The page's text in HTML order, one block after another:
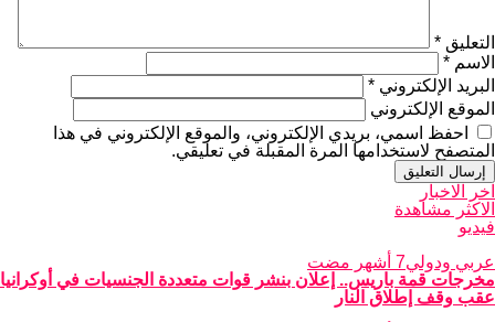
التعليق *
الاسم *
البريد الإلكتروني *
الموقع الإلكتروني
احفظ اسمي، بريدي الإلكتروني، والموقع الإلكتروني في هذا
المتصفح لاستخدامها المرة المقبلة في تعليقي.
اخر الاخبار
الاكثر مشاهدة
فيديو
عربي ودولي7 أشهر مضت
مخرجات قمة باريس.. إعلان بنشر قوات متعددة الجنسيات في أوكرانيا
عقب وقف إطلاق النار